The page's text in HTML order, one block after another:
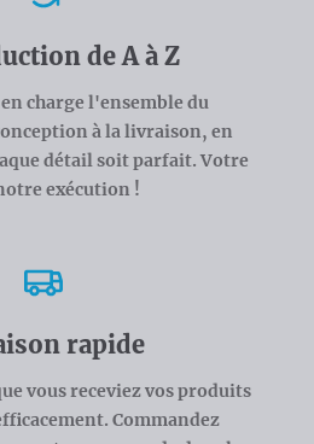
de A à Z
charge l'ensemble du
à la livraison, en
détail soit parfait. Votre
exécution !
rapide
vous receviez vos produits
Commandez